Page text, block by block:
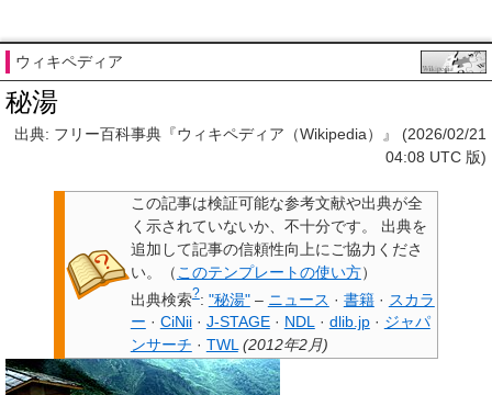
ウィキペディア
秘湯
出典: フリー百科事典『ウィキペディア（Wikipedia）』 (2026/02/21
04:08 UTC 版)
この記事は検証可能な参考文献や出典が全
く示されていないか、不十分です。
出典を
追加して記事の信頼性向上にご協力くださ
い。
（ このテンプレートの使い方）
出典検索?: "秘湯"– ニュース · 書籍 · スカラ
ー · CiNii · J-STAGE · NDL · dlib.jp · ジャパ
ンサーチ · TWL (2012年2月)